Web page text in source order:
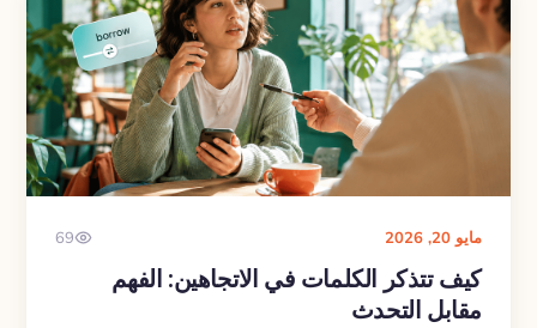
مايو 20, 2026 69
كيف تتذكر الكلمات في الاتجاهين: الفهم
مقابل التحدث